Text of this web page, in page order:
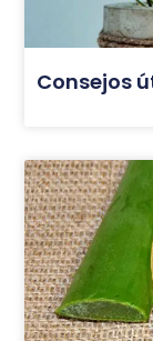
Consejos